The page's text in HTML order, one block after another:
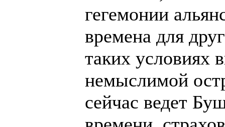
гегемонии
времена для
таких условиях
немыслимой
сейчас ведет